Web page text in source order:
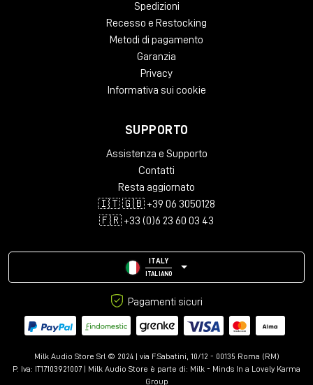
Spedizioni
Recesso e Restocking
Metodi di pagamento
Garanzia
Privacy
Informativa sui cookie
SUPPORTO
Assistenza e Supporto
Contatti
Resta aggiornato
🇮🇹 🇬🇧 +39 06 3050128
🇫🇷 +33 (0)6 23 60 03 43
ITALY
ITALIANO
Pagamenti sicuri
Milk Audio Store Srl © 2024 | via F.Sabatini, 10/12 - 00135 Roma (RM)
P. Iva: IT17103921007 | Milk Audio Store è parte di: Milk - Minds In a Lovely Karma
Group